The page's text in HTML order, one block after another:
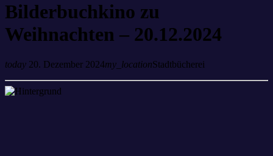
Bilderbuchkino zu
Weihnachten – 20.12.2024
today 20. Dezember 2024my_locationStadtbücherei